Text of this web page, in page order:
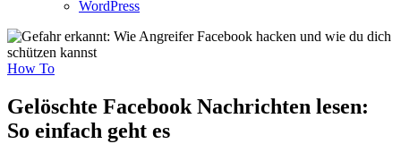
WordPress
How To
Gelöschte Facebook Nachrichten lesen:
So einfach geht es